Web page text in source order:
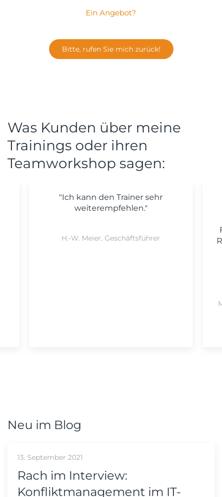
Ein Angebot?
Bitte, rufen Sie mich zurück!
Was Kunden über meine
Trainings oder ihren
Teamworkshop sagen:
"Ich kann den Trainer sehr
weiterempfehlen."
H.-W. Meier, Geschäftsführer
Neu im Blog
13. September 2021
Rach im Interview:
Konfliktmanagement im IT-